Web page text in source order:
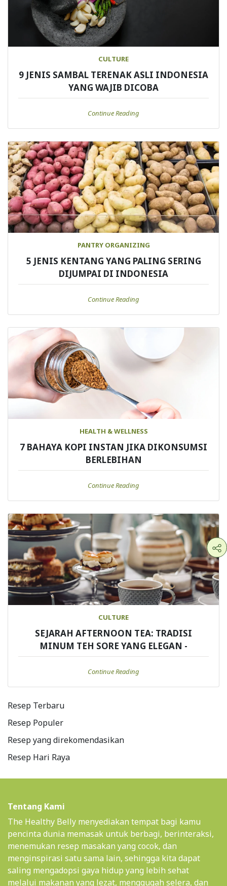
CULTURE
9 JENIS SAMBAL TERENAK ASLI INDONESIA
YANG WAJIB DICOBA
Continue Reading
PANTRY ORGANIZING
5 JENIS KENTANG YANG PALING SERING
DIJUMPAI DI INDONESIA
Continue Reading
HEALTH & WELLNESS
7 BAHAYA KOPI INSTAN JIKA DIKONSUMSI
BERLEBIHAN
Continue Reading
CULTURE
SEJARAH AFTERNOON TEA: TRADISI
MINUM TEH SORE YANG ELEGAN -
Continue Reading
Resep Terbaru
Resep Populer
Resep yang direkomendasikan
Resep Hari Raya
Tentang Kami
The Healthy Belly menyediakan tempat bagi kamu
pencinta dunia memasak untuk berbagi, berinteraksi,
menemukan resep masakan yang cocok, dan
menginspirasi satu sama lain, sehingga kita dapat
saling mengadopsi gaya hidup yang lebih sehat
melalui makanan yang lezat, menggugah selera, dan